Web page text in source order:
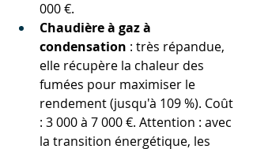
000 €.
Chaudière à gaz à
condensation : très répandue,
elle récupère la chaleur des
fumées pour maximiser le
rendement (jusqu'à 109 %). Coût
: 3 000 à 7 000 €. Attention : avec
la transition énergétique, les